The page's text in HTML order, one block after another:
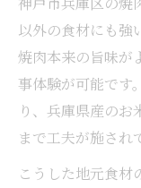
以外の食材にも強
焼肉本来の旨味が
事体験が可能です
り、兵庫県産の
まで工夫が施され
こうした地元食材